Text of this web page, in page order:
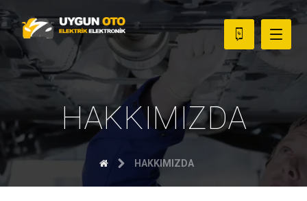
HAKKIMIZDA
HAKKIMIZDA